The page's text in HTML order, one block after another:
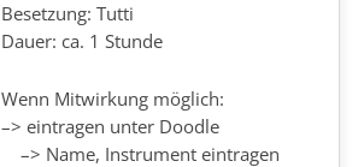
Besetzung: Tutti
Dauer: ca. 1 Stunde
Wenn Mitwirkung möglich:
–> eintragen unter Doodle
–> Name, Instrument eintragen